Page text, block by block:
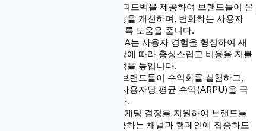
지속적인 UA는 실시간 피드백을 제공하여 브랜드들이 온
보딩을 향상시키고, 기능을 개선하며, 변화하는 사용자
요구에 빠르게 적응하도록 도움을 줍니다.
첫인상이 중요합니다. UA는 사용자 경험을 형성하여 새
로운 설치가 시간이 지남에 따라 충성스럽고 비용을 지불
하는 사용자가 될 가능성을 높입니다.
더 큰 사용자 베이스는 브랜드들이 수익화를 실험하고,
수익 퍼널을 개선하며, 사용자당 평균 수익(ARPU)을 극
대화할 수 있게 해줍니다.
UA 데이터는 더 나은 마케팅 결정을 지원하여 브랜드들
이 가장 강한 ROI를 제공하는 채널과 캠페인에 집중하도